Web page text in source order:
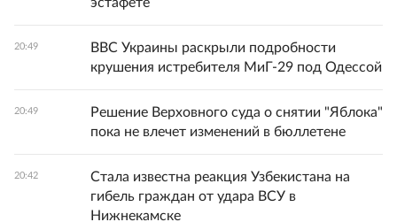
эстафете
20:49
ВВС Украины раскрыли подробности
крушения истребителя МиГ-29 под Одессой
20:49
Решение Верховного суда о снятии "Яблока"
пока не влечет изменений в бюллетене
20:42
Стала известна реакция Узбекистана на
гибель граждан от удара ВСУ в
Нижнекамске